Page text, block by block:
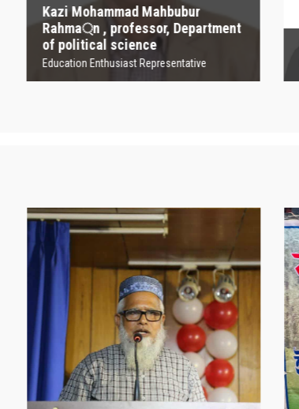
Kazi Mohammad Mahbubur
Rahma্‌n , professor, Department
of political science
Education Enthusiast Representative
Education Enthusiast Representative
নবীনবরণ - ২০২৫